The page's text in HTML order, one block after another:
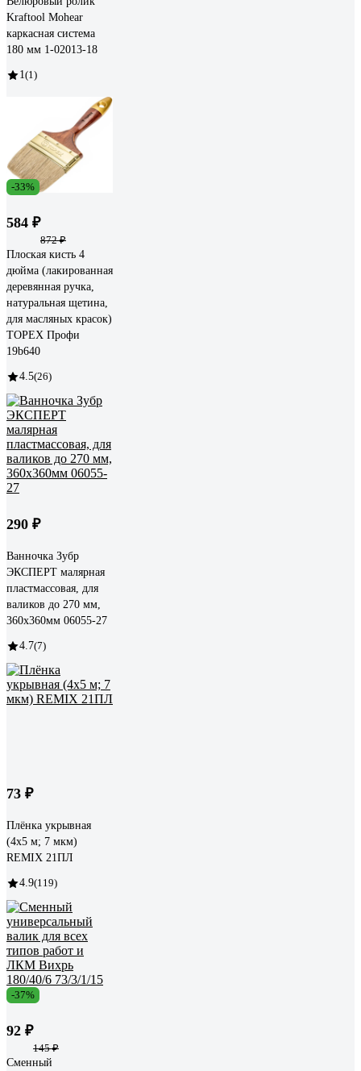
Kraftool Mohear
каркасная система
180 мм 1-02013-18
1 (1)
-33%
584 ₽
872 ₽
Плоская кисть 4
дюйма (лакированная
деревянная ручка,
натуральная щетина,
для масляных красок)
TOPEX Профи
19b640
4.5(26)
290 ₽
Ванночка Зубр
ЭКСПЕРТ малярная
пластмассовая, для
валиков до 270 мм,
360x360мм 06055-27
4.7(7)
73 ₽
Плёнка укрывная
(4х5 м; 7 мкм)
REMIX 21ПЛ
4.9(119)
-37%
92 ₽
145 ₽
Сменный